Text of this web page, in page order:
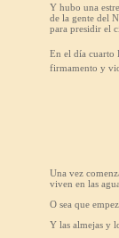
Y hubo una
de la gente del
para presidir el
En el día cuarto
firmamento y
Una vez
viven en las
O sea que
Y las almejas y